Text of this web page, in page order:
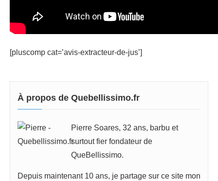
[pluscomp cat=’avis-extracteur-de-jus’]
À propos de Quebellissimo.fr
Pierre Soares, 32 ans, barbu et
surtout fier fondateur de
QueBellissimo.
Depuis maintenant 10 ans, je partage sur ce site mon